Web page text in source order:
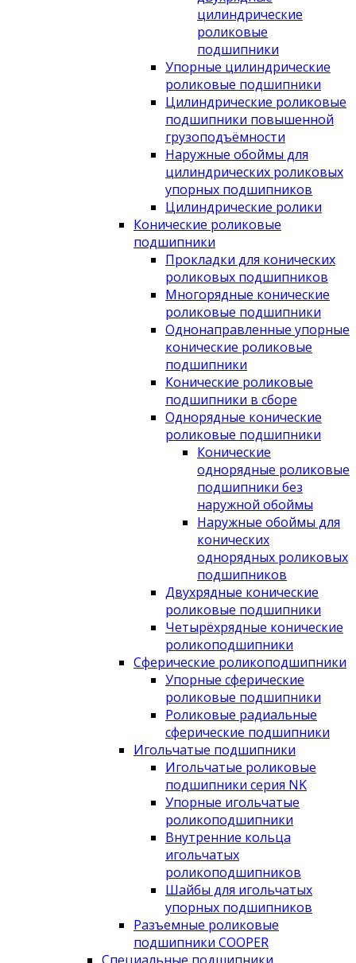
цилиндрические
роликовые
подшипники
Упорные цилиндрические
роликовые подшипники
Цилиндрические роликовые
подшипники повышенной
грузоподъёмности
Наружные обоймы для
цилиндрических роликовых
упорных подшипников
Цилиндрические ролики
Конические роликовые
подшипники
Прокладки для конических
роликовых подшипников
Многорядные конические
роликовые подшипники
Однонаправленные упорные
конические роликовые
подшипники
Конические роликовые
подшипники в сборе
Однорядные конические
роликовые подшипники
Конические
однорядные роликовые
подшипники без
наружной обоймы
Наружные обоймы для
конических
однорядных роликовых
подшипников
Двухрядные конические
роликовые подшипники
Четырёхрядные конические
роликоподшипники
Сферические роликоподшипники
Упорные сферические
роликовые подшипники
Роликовые радиальные
сферические подшипники
Игольчатые подшипники
Игольчатые роликовые
подшипники серия NK
Упорные игольчатые
роликоподшипники
Внутренние кольца
игольчатых
роликоподшипников
Шайбы для игольчатых
упорных подшипников
Разъемные роликовые
подшипники COOPER